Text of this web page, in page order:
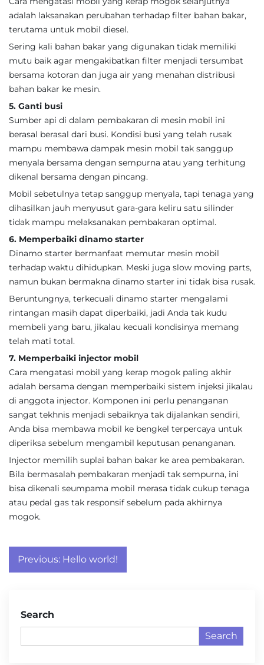
adalah laksanakan perubahan terhadap filter bahan bakar,
terutama untuk mobil diesel.
Sering kali bahan bakar yang digunakan tidak memiliki
mutu baik agar mengakibatkan filter menjadi tersumbat
bersama kotoran dan juga air yang menahan distribusi
bahan bakar ke mesin.
5. Ganti busi
Sumber api di dalam pembakaran di mesin mobil ini
berasal berasal dari busi. Kondisi busi yang telah rusak
mampu membawa dampak mesin mobil tak sanggup
menyala bersama dengan sempurna atau yang terhitung
dikenal bersama dengan pincang.
Mobil sebetulnya tetap sanggup menyala, tapi tenaga yang
dihasilkan jauh menyusut gara-gara keliru satu silinder
tidak mampu melaksanakan pembakaran optimal.
6. Memperbaiki dinamo starter
Dinamo starter bermanfaat memutar mesin mobil
terhadap waktu dihidupkan. Meski juga slow moving parts,
namun bukan bermakna dinamo starter ini tidak bisa rusak.
Beruntungnya, terkecuali dinamo starter mengalami
rintangan masih dapat diperbaiki, jadi Anda tak kudu
membeli yang baru, jikalau kecuali kondisinya memang
telah mati total.
7. Memperbaiki injector mobil
Cara mengatasi mobil yang kerap mogok paling akhir
adalah bersama dengan memperbaiki sistem injeksi jikalau
di anggota injector. Komponen ini perlu penanganan
sangat tekhnis menjadi sebaiknya tak dijalankan sendiri,
Anda bisa membawa mobil ke bengkel terpercaya untuk
diperiksa sebelum mengambil keputusan penanganan.
Injector memilih suplai bahan bakar ke area pembakaran.
Bila bermasalah pembakaran menjadi tak sempurna, ini
bisa dikenali seumpama mobil merasa tidak cukup tenaga
atau pedal gas tak responsif sebelum pada akhirnya
mogok.
Post
navigation
Previous: Hello world!
Search
Search